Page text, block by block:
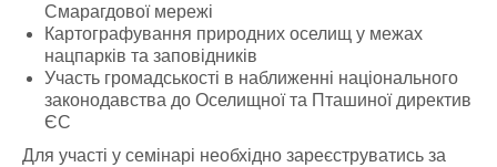
Смарагдової мережі
Картографування природних оселищ у межах
нацпарків та заповідників
Участь громадськості в наближенні національного
законодавства до Оселищної та Пташиної директив
ЄС
Для участі у семінарі необхідно зареєструватись за